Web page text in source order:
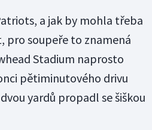
a jak by mohla třeba
pro soupeře to znamená
Stadium naprosto
pětiminutového drivu
yardů propadl se šiškou